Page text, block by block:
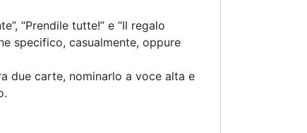
“Prendile tutte!” e “Il regalo
specifico, casualmente, oppure
due carte, nominarlo a voce alta e